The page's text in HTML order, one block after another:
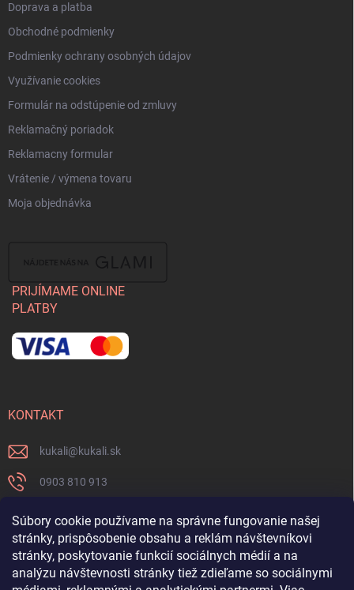
Súbory cookie používame na správne fungovanie našej
stránky, prispôsobenie obsahu a reklám návštevníkovi
stránky, poskytovanie funkcií sociálnych médií a na
analýzu návštevnosti stránky tiež zdieľame so sociálnymi
Doprava a platba
Obchodné podmienky
Podmienky ochrany osobných údajov
Využívanie cookies
Formulár na odstúpenie od zmluvy
Reklamačný poriadok
Reklamacny formular
Vrátenie / výmena tovaru
Moja objednávka
PRIJÍMAME ONLINE
PLATBY
KONTAKT
kukali@kukali.sk
0903 810 913
0903 810 913
Nenechajte si ujsť novinky a sledujte nás na FB
kukalishop